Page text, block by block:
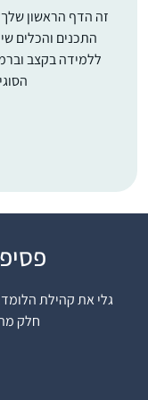
זה הדף הראשון
התכנים והכלים
ללמידה בקצב
גלי את קהילת
חלק
הייתי לפני שנתיים
והחלטתי להתחיל.
רק כמה דפים,
בינתיים סיימתי